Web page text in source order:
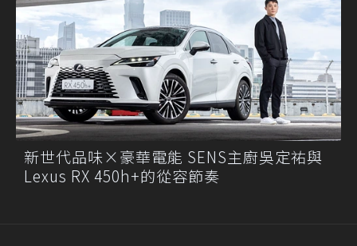
新世代品味×豪華電能 SENS主廚吳定祐與
Lexus RX 450h+的從容節奏